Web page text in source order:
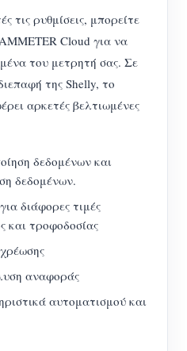
τις ρυθμίσεις, μπορείτε
Cloud για να
του μετρητή σας. Σε
της Shelly, το
αρκετές βελτιωμένες
δεδομένων και
δεδομένων.
διάφορες τιμές
και τροφοδοσίας
αναφοράς
αυτοματισμού και